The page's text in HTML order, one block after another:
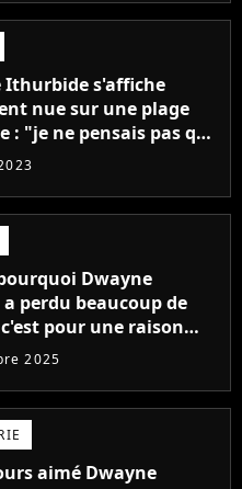
Ithurbide s'affiche
nue sur une plage
: "je ne pensais pas que
à le faire..."
Dwayne
a perdu beaucoup de
pour une raison
2025
aimé Dwayne